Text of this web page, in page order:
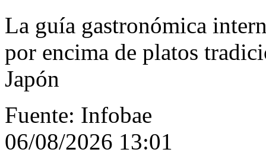
La guía gastronómica
por encima de platos
Japón
Fuente: Infobae
06/08/2026 13:01